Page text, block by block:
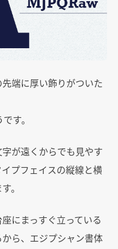
端に厚い飾りがついた
す。
が遠くからでも見やす
プフェイスの縦線と横
。
にまっすぐ立っている
ら、エジプシャン書体